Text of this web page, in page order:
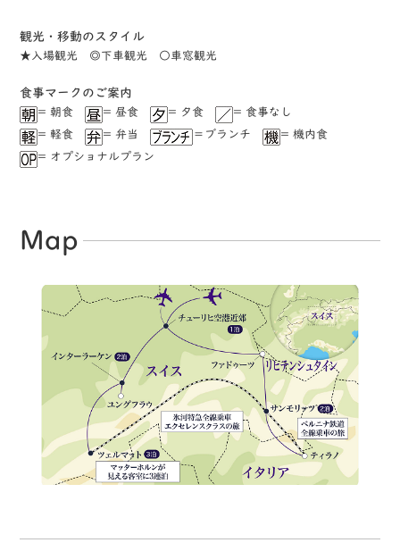
観光・移動のスタイル
★⼊場観光 ◎下⾞観光 ○⾞窓観光
⾷事マークのご案内
= 朝食 = 昼食 = ⼣食
= ⾷事なし
= 軽⾷
= 弁当 ＝ブランチ
= 機内食
= オプショナルプラン
Map